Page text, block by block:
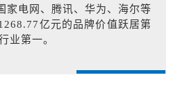
家电网、腾讯、华为、海尔等
亿元的品牌价值跃居第
业第一。